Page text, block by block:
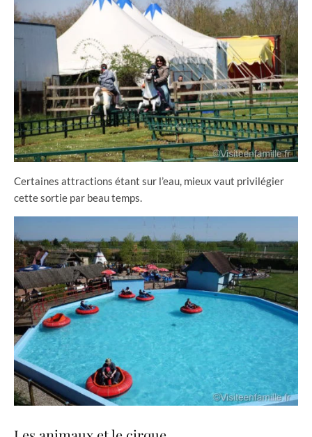
Certaines attractions étant sur l’eau, mieux vaut privilégier
cette sortie par beau temps.